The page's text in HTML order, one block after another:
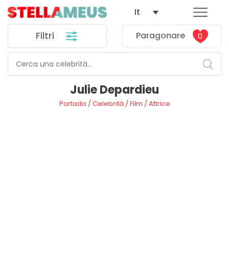
Filtri Paragonare 0
It
Julie Depardieu
Portada /Celebrità /Film /Attrice